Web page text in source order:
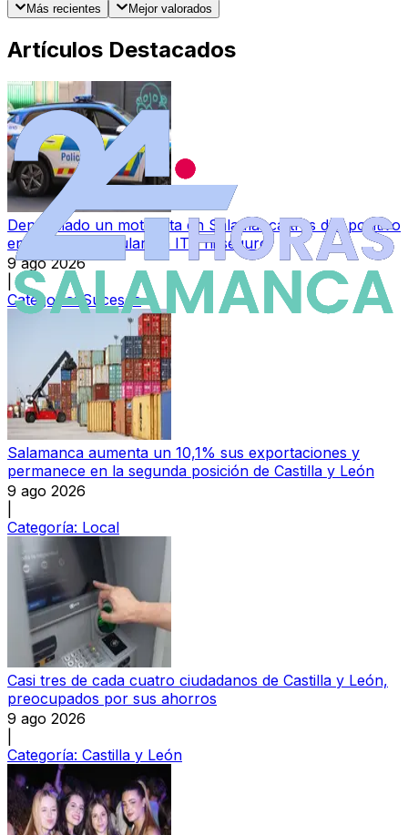
Más recientes
Mejor valorados
Artículos Destacados
Denunciado un motorista en Salamanca tras dar positivo
en drogas y circular sin ITV ni seguro
9 ago 2026
Categoría: Sucesos
Salamanca aumenta un 10,1% sus exportaciones y
permanece en la segunda posición de Castilla y León
9 ago 2026
Categoría: Local
Casi tres de cada cuatro ciudadanos de Castilla y León,
preocupados por sus ahorros
9 ago 2026
Categoría: Castilla y León